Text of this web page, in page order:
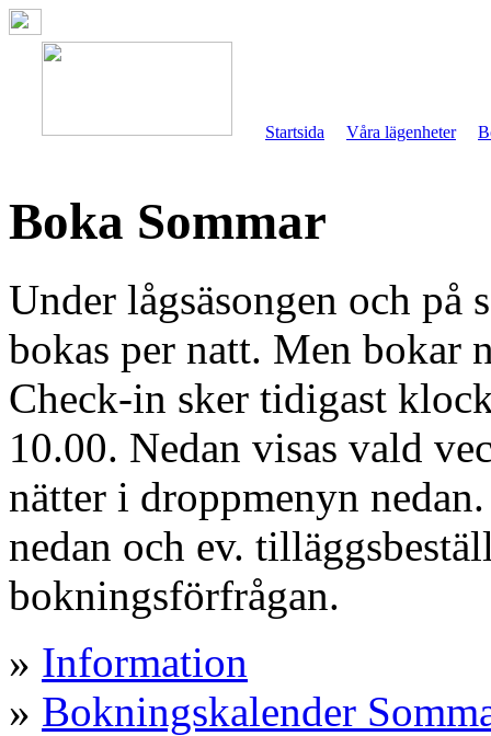
Startsida Våra lägenheter
Boka Sommar
Under lågsäsongen och på
bokas per natt. Men bokar
Check-in sker tidigast
10.00. Nedan visas vald
nätter i droppmenyn
nedan och ev.
bokningsförfrågan.
» Information
» Bokningskalender